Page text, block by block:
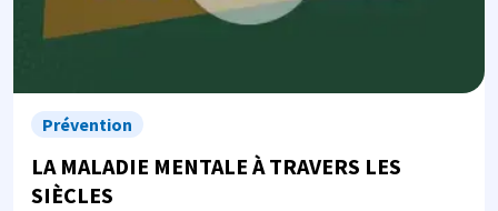
Prévention
LA MALADIE MENTALE À TRAVERS LES
SIÈCLES